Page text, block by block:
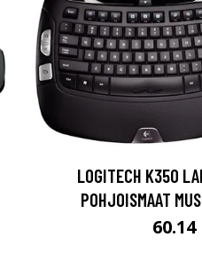
LOGITECH K350
POHJOISMAAT
60.14